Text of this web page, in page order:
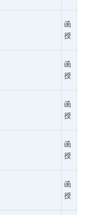
函
授
函
授
函
授
函
授
函
授